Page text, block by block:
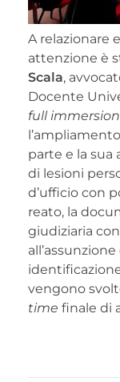
A relazionare
attenzione è
Scala,
Docente
full immersion
parte e la sua
di lesioni
d’ufficio con
reato, la
giudiziaria
vengono
time finale di